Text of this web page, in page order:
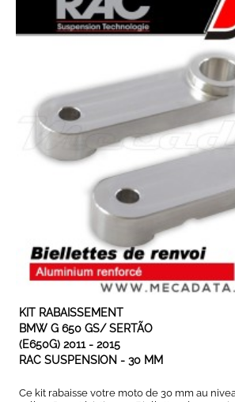
EXPÉDIÉ SOUS 3 À 5 JOURS
KIT RABAISSEMENT
BMW G 650 GS/ SERTÃO
(E650G) 2011 - 2015
RAC SUSPENSION - 30 MM
Ce kit rabaisse votre moto de 30 mm au